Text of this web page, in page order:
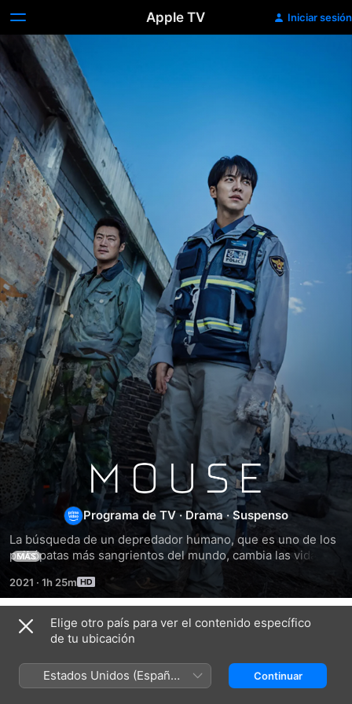
Apple TV Iniciar sesión
MOUSE
Programa de TV ·Drama · Suspenso
La búsqueda de un depredador humano, que es uno de los
psicópatas más sangrientos del mundo, cambia las vidas de
Jung Ba-reum, un policía local reconocido por sus buenas
acciones, y de Ko Moo-chi, un investigador rebelde
decidido a vengar el asesinato de sus padres.
MÁS
2021 · 1h 25m
Temporada 1
Elige otro país para ver el contenido específico
de tu ubicación
Estados Unidos (Español
México)
Continuar